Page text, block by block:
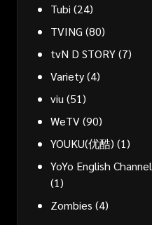
Tubi (24)
TVING (80)
tvN D STORY(7)
Variety(4)
viu (51)
WeTV(90)
YOUKU(优酷) (1)
YoYo English Channel
(1)
Zombies (4)